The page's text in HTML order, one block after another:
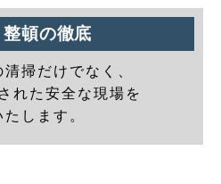
頓の徹底
掃だけでなく、
れた安全な現場を
します。